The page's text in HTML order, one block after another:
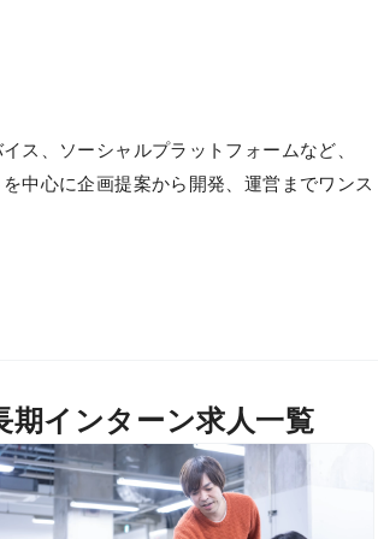
ス、ソーシャルプラットフォームなど、
中心に企画提案から開発、運営までワンス
インターン求人一覧